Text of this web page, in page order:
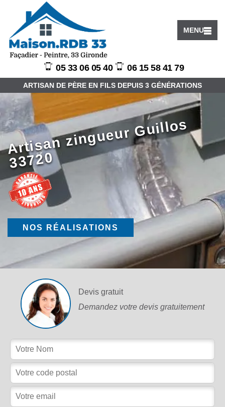
MENU
05 33 06 05 40 06 15 58 41 79
ARTISAN DE PÈRE EN FILS DEPUIS 3 GÉNÉRATIONS
Arti
s
a
n
zi
n
g
u
e
ur
G
uill
o
s
3
3
7
2
0
NOS RÉALISATIONS
Devis gratuit
Demandez votre devis gratuitement